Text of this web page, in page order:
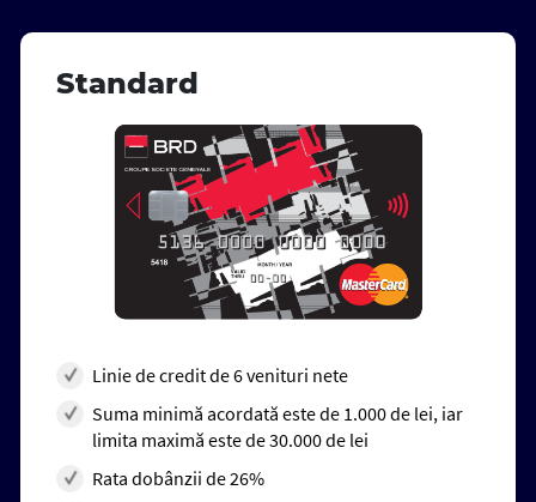
Standard
Linie de credit de 6 venituri nete
Suma minimă acordată este de 1.000 de lei, iar
limita maximă este de 30.000 de lei
Rata dobânzii de 26%